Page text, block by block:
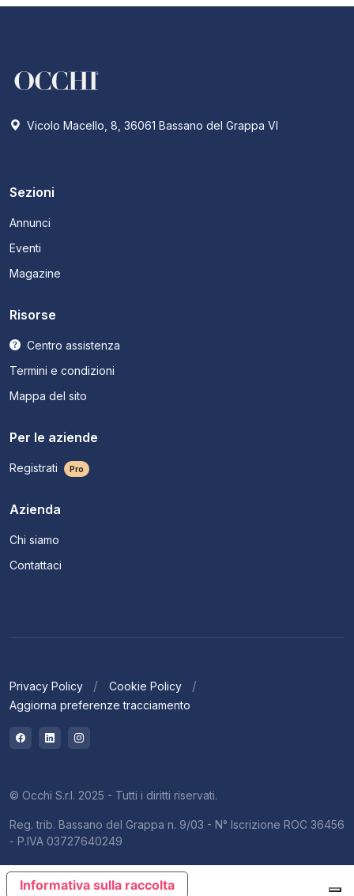
Vicolo Macello, 8, 36061 Bassano del Grappa VI
Sezioni
Annunci
Eventi
Magazine
Risorse
Centro assistenza
Termini e condizioni
Mappa del sito
Per le aziende
Registrati Pro
Azienda
Chi siamo
Contattaci
Privacy Policy
Cookie Policy
Aggiorna preferenze tracciamento
© Occhi S.r.l. 2025 - Tutti i diritti riservati.
Reg. trib. Bassano del Grappa n. 9/03 - N° Iscrizione ROC 36456
- P.IVA 03727640249
Informativa sulla raccolta